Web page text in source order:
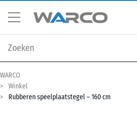
WARCO
Winkel
Rubberen speelplaatstegel – 160 cm